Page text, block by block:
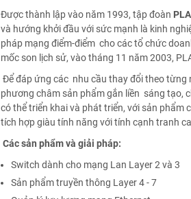
Được thành lập vào năm 1993, tập đoàn
và hướng khởi đầu với sức mạnh là kinh
pháp mạng điểm-điểm cho các tổ chức
mốc son lịch sử, vào tháng 11 năm 2003,
Để đáp ứng các nhu cầu thay đổi theo từng
phương châm sản phẩm gắn liền sáng tạo,
có thể triển khai và phát triển, với sản
tích hợp giàu tính năng với tính cạnh tranh
Các sản phẩm và giải pháp:
Switch dành cho mạng Lan Layer 2 và 3
Sản phẩm truyền thông Layer 4 - 7